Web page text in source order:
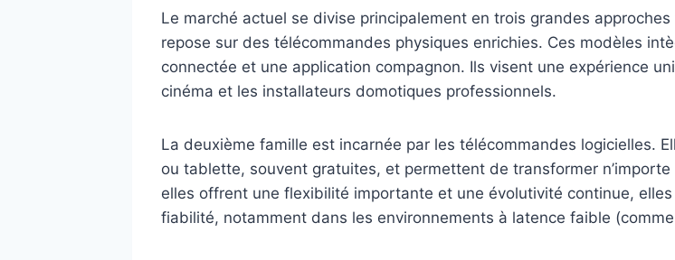
Le marché actuel se divise principalement en trois grandes
repose sur des télécommandes physiques enrichies. Ces modèles
connectée et une application compagnon. Ils visent une expérience
cinéma et les installateurs domotiques professionnels.
La deuxième famille est incarnée par les télécommandes logicielles.
ou tablette, souvent gratuites, et permettent de transformer
elles offrent une flexibilité importante et une évolutivité continue,
fiabilité, notamment dans les environnements à latence faible